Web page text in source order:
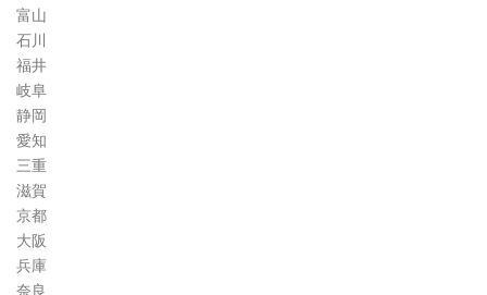
富山
石川
福井
岐阜
静岡
愛知
三重
滋賀
京都
大阪
兵庫
奈良